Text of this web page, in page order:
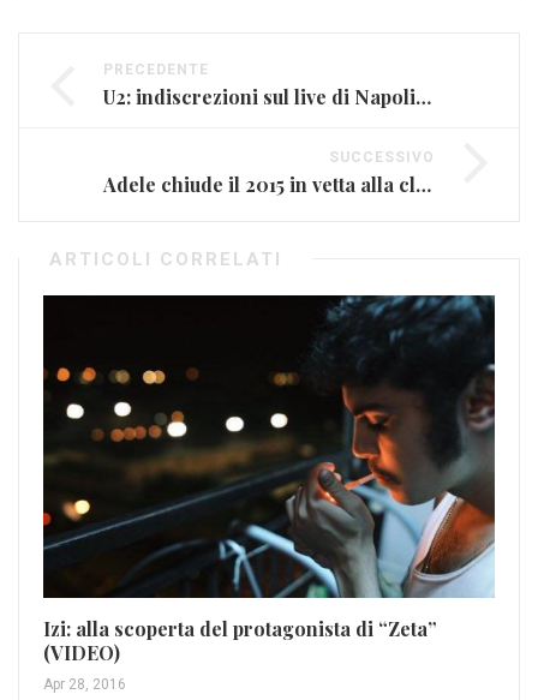
PRECEDENTE
U2: indiscrezioni sul live di Napoli (FOTO)
SUCCESSIVO
Adele chiude il 2015 in vetta alla classifica Fimi
ARTICOLI CORRELATI
Izi: alla scoperta del protagonista di “Zeta”
(VIDEO)
Apr 28, 2016